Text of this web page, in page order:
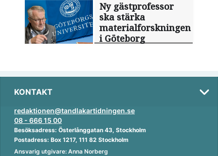
Ny gästprofessor
ska stärka
materialforskningen
i Göteborg
KONTAKT
redaktionen@tandlakartidningen.se
08 - 666 15 00
Besöksadress: Österlånggatan 43, Stockholm
Postadress: Box 1217, 111 82 Stockholm
Ansvarig utgivare: Anna Norberg